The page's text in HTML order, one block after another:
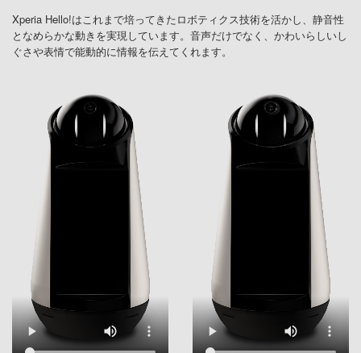
Xperia Hello!はこれまで培ってきたロボティクス技術を活かし、静音性
となめらかな動きを実現しています。音声だけでなく、かわいらしいし
ぐさや表情で能動的に情報を伝えてくれます。